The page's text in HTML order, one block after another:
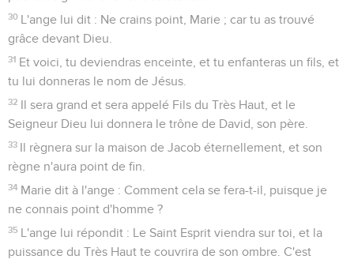
30 L'ange lui dit : Ne crains point, Marie ; car tu as trouvé
grâce devant Dieu.
31 Et voici, tu deviendras enceinte, et tu enfanteras un fils, et
tu lui donneras le nom de Jésus.
32 Il sera grand et sera appelé Fils du Très Haut, et le
Seigneur Dieu lui donnera le trône de David, son père.
33 Il règnera sur la maison de Jacob éternellement, et son
règne n'aura point de fin.
34 Marie dit à l'ange : Comment cela se fera-t-il, puisque je
ne connais point d'homme ?
35 L'ange lui répondit : Le Saint Esprit viendra sur toi, et la
puissance du Très Haut te couvrira de son ombre. C'est